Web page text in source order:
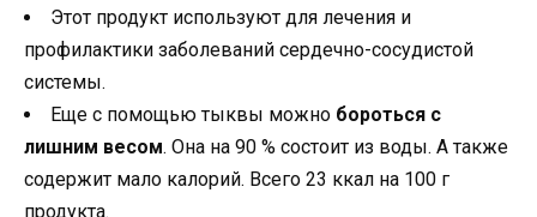
Этот продукт используют для лечения и
профилактики заболеваний сердечно-сосудистой
системы.
Еще с помощью тыквы можно бороться с
лишним весом. Она на 90 % состоит из воды. А также
содержит мало калорий. Всего 23 ккал на 100 г
продукта.